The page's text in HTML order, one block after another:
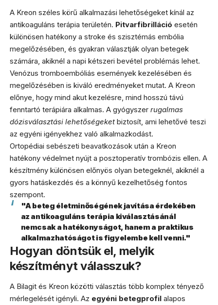
A Kreon széles körű alkalmazási lehetőségeket kínál az
antikoaguláns terápia területén. Pitvarfibrilláció esetén
különösen hatékony a stroke és szisztémás embólia
megelőzésében, és gyakran választják olyan betegek
számára, akiknél a napi kétszeri bevétel problémás lehet.
Venózus tromboembóliás események kezelésében és
megelőzésében is kiváló eredményeket mutat. A Kreon
előnye, hogy mind akut kezelésre, mind hosszú távú
fenntartó terápiára alkalmas. A gyógyszer rugalmas
dózisválasztási lehetőségeket biztosít, ami lehetővé teszi
az egyéni igényekhez való alkalmazkodást.
Ortopédiai sebészeti beavatkozások után a Kreon
hatékony védelmet nyújt a posztoperatív trombózis ellen. A
készítmény különösen előnyös olyan betegeknél, akiknél a
gyors hatáskezdés és a könnyű kezelhetőség fontos
szempont.
"A beteg életminőségének javítása érdekében
az antikoaguláns terápia kiválasztásánál
nemcsak a hatékonyságot, hanem a praktikus
alkalmazhatóságot is figyelembe kell venni."
Hogyan döntsük el, melyik
készítményt válasszuk?
A Bilagit és Kreon közötti választás több komplex tényező
mérlegelését igényli. Az egyéni betegprofil alapos